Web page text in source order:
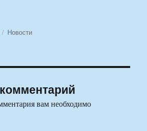
Рубрики
Новости
вам необходимо